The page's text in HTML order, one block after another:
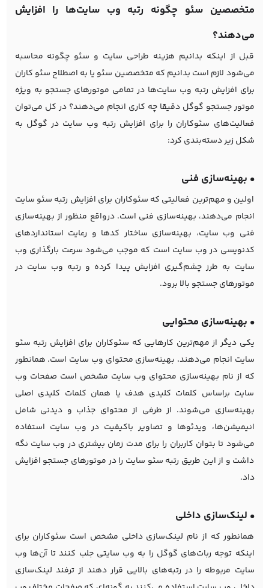
متخصصین سئو چگونه رتبه وب سایت‌ها را افزایش
می‌دهند؟
قبل از اینکه بدانیم هزینه طراحی سایت و سئو چگونه محاسبه
می‌شود لازم است بدانیم که متخصصین سئو یا به اصطلاح سئو کاران
برای افزایش رتبه وب سایت‌ها در تمامی موتورهای جستجو به ویژه
موتور جستجو گوگل دقیقا چه کاری انجام می‌دهند؟ در کل می‌توان
فعالیت‌های سئوکاران را برای افزایش رتبه وب سایت در گوگل به
شکل زیر دسته‌بندی کرد:
• بهینه‌سازی فنی
اولین و مهم‌ترین فعالیتی که سئوکاران برای افزایش رتبه سئو سایت
انجام می‌دهند، بهینه‌سازی فنی است. درواقع منظور از بهینه‌سازی
فنی وب سایت، بهینه‌سازی ساختار کدها و رعایت استانداردهای
کدنویسی در وب سایت است که موجب می‌شود سرعت بارگذاری وب
سایت به طرز چشم‌گیری افزایش پیدا کرده و رتبه وب سایت در
موتورهای جستجو بالا برود.
• بهینه‌سازی محتوایی
یکی دیگر از مهم‌ترین کارهایی که سئوکاران برای افزایش رتبه سئو
سایت انجام می‌دهند، بهینه‌سازی محتوای وب سایت است. همانطور
که از نام بهینه‌سازی محتوای وب سایت مشخص است صفحات وب
سایت براساس کلمات کلیدی هدف یا همان کلمات کلیدی اصلی
بهینه‌سازی می‌شوند. از طرفی از محتوای جذاب و دیدنی شامل
انیمیشن‌ها، ویدئوها و تصاویر باکیفیت در وب سایت استفاده
می‌شود تا بتوان کاربران را برای مدت زمان بیشتری در وب سایت نگه
داشت و از این طریق رتبه سئو سایت را در موتورهای جستجو افزایش
داد.
• لینک‌سازی داخلی
همانطور که از نام لینک‌سازی داخلی مشخص است سئوکاران برای
اینکه توجه ربات‌های گوگل را به وب سایتی جلب کنند تا آن‌ها وب
سایت مربوطه را در رتبه‌های بالایی قرار دهند از ترفند لینک‌سازی